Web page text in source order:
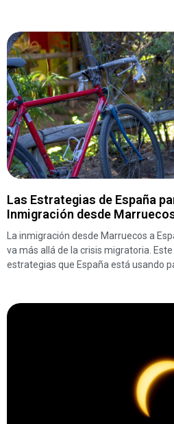
Las Estrategias de España
Inmigración desde
La inmigración desde Marruecos a
va más allá de la crisis migratoria.
estrategias que España está usando